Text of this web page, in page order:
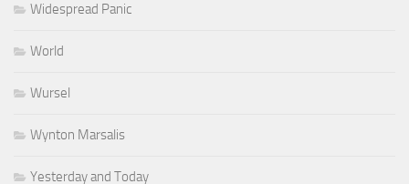
Widespread Panic
World
Wursel
Wynton Marsalis
Yesterday and Today